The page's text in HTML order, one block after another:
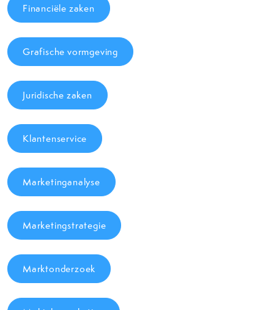
Financiële zaken
Grafische vormgeving
Juridische zaken
Klantenservice
Marketinganalyse
Marketingstrategie
Marktonderzoek